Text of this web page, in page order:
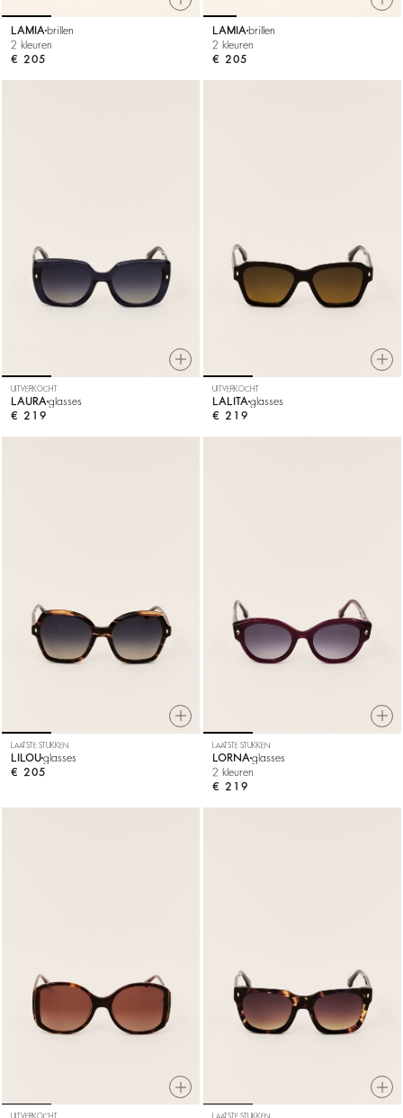
LAMIA brillen
2 kleuren
€ 205
LAMIA brillen
2 kleuren
€ 205
UITVERKOCHT
LAURA glasses
€ 219
UITVERKOCHT
LALITA glasses
€ 219
LAATSTE STUKKEN
LILOUglasses
€ 205
LAATSTE STUKKEN
LORNA glasses
2 kleuren
€ 219
UITVERKOCHT LAATSTE STUKKEN